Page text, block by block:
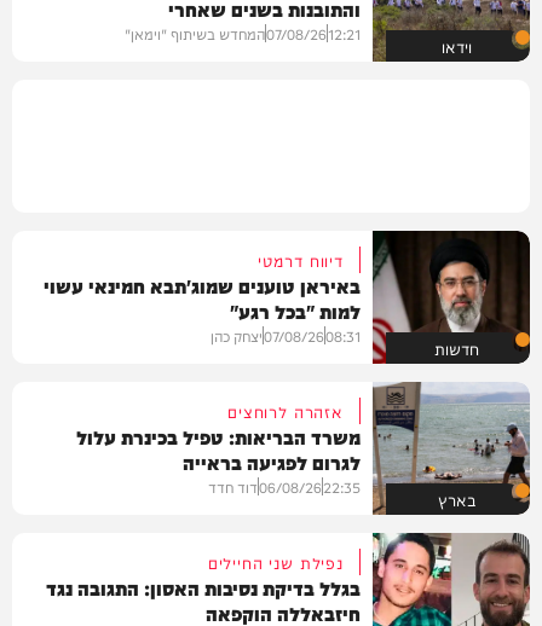
וידאו
והתובנות בשנים שאחרי
12:21
07/08/26המחדש בשיתוף "וימאן"
חדשות
דיווח דרמטי
באיראן טוענים שמוג'תבא חמינאי עשוי
למות "בכל רגע"
08:31
07/08/26יצחק כהן
בארץ
אזהרה לרוחצים
משרד הבריאות: טפיל בכינרת עלול
לגרום לפגיעה בראייה
22:35
06/08/26דוד חדד
נפילת שני החיילים
בגלל בדיקת נסיבות האסון: התגובה נגד
חיזבאללה הוקפאה